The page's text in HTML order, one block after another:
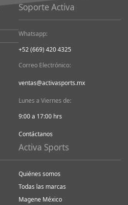
Soporte Activa
Whatsapp:
+52 (669) 420 4325
Correo Electrónico:
ventas@activasports.mx
Lunes a Viernes de:
9:00 a 17:00 hrs
Contáctanos
Activa Sports
Quiénes somos
Todas las marcas
Magene México